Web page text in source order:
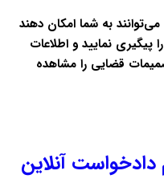
می‌توانند به شما امکان دهند
نمایید و اطلاعات
قضایی را مشاهده
دادخواست آنلاین